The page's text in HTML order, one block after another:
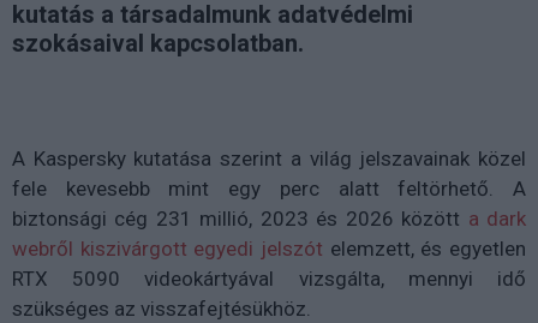
kutatás a társadalmunk adatvédelmi
szokásaival kapcsolatban.
A Kaspersky kutatása szerint a világ jelszavainak közel
fele kevesebb mint egy perc alatt feltörhető. A
biztonsági cég 231 millió, 2023 és 2026 között a dark
webről kiszivárgott egyedi jelszót elemzett, és egyetlen
RTX 5090 videokártyával vizsgálta, mennyi idő
szükséges az visszafejtésükhöz.